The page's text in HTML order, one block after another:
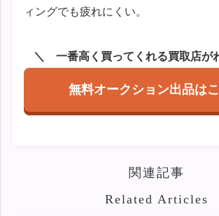
ィングでも疲れにくい。
一番高く買ってくれる買取店が
無料オークション出品は
関連記事
Related Articles